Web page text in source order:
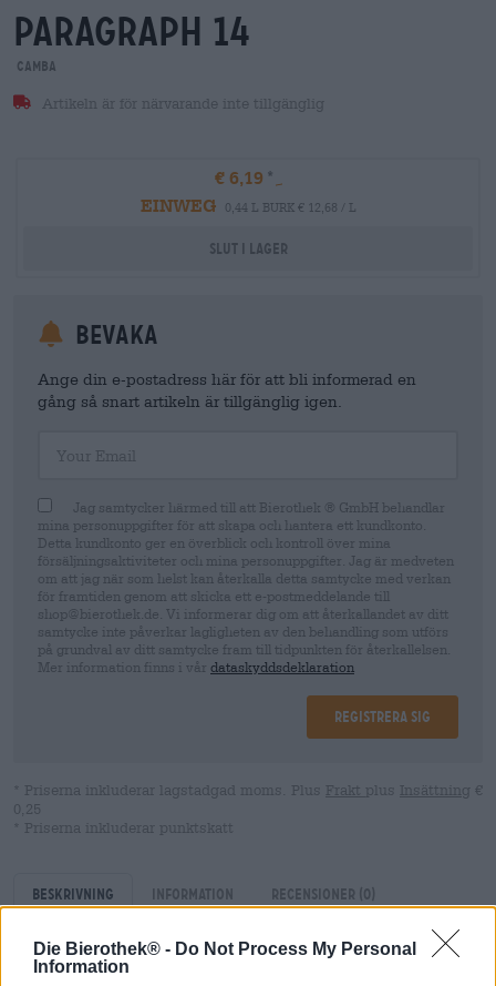
Die Bierothek® - Do Not Process My Personal
Information
paragraph 14
Camba
Artikeln är för närvarande inte tillgänglig
€ 6,19
EINWEG
0,44 L BURK € 12,68 / L
Slut i lager
Bevaka
Ange din e-postadress här för att bli informerad en
gång så snart artikeln är tillgänglig igen.
Jag samtycker härmed till att Bierothek ® GmbH behandlar
mina personuppgifter för att skapa och hantera ett kundkonto.
Detta kundkonto ger en överblick och kontroll över mina
försäljningsaktiviteter och mina personuppgifter. Jag är medveten
om att jag när som helst kan återkalla detta samtycke med verkan
för framtiden genom att skicka ett e-postmeddelande till
shop@bierothek.de. Vi informerar dig om att återkallandet av ditt
samtycke inte påverkar lagligheten av den behandling som utförs
på grundval av ditt samtycke fram till tidpunkten för återkallelsen.
Mer information finns i vår dataskyddsdeklaration
Registrera sig
* Priserna inkluderar lagstadgad moms. Plus Frakt plus Insättning €
0,25
* Priserna inkluderar punktskatt
Beskrivning Information Recensioner (0)
Den årliga humleskörden i slutet av augusti och